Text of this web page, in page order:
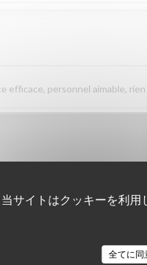
当サイトはクッキーを利用
全てに同
efficace, personnel aimable,
locaux, l'accueil et au top. Lo